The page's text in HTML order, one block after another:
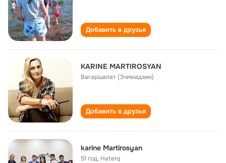
Добавить в друзья
KARINE MARTIROSYAN
Вагаршапат (Эчмиадзин)
Добавить в друзья
karine Martirosyan
51 год, Haterq